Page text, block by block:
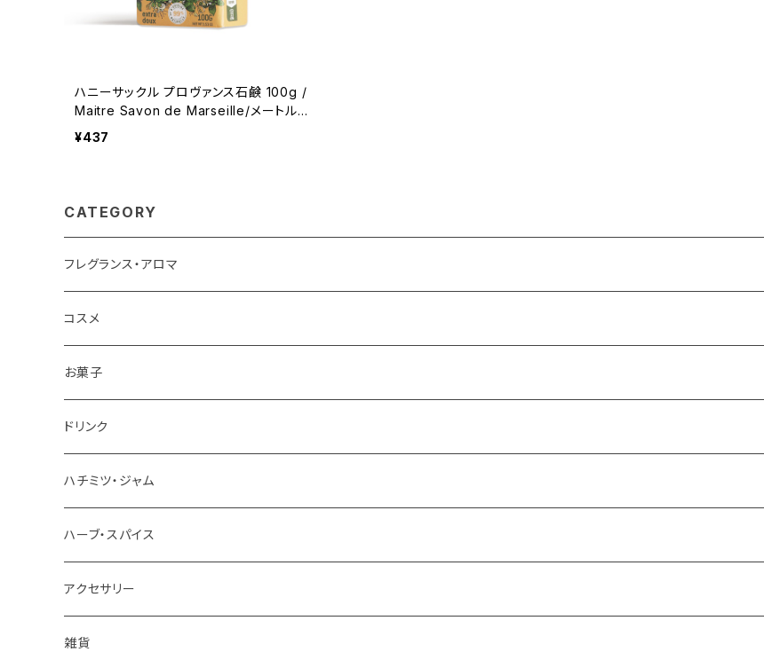
ハニーサックル プロヴァンス石鹸 100g /
Maitre Savon de Marseille/メートル・
サボン・ド・マルセイユ ＜フランス製＞ フ
¥437
CATEGORY
フレグランス・アロマ
コスメ
お菓子
チョコレート
ドリンク
お茶
ホットチョコレート
ハチミツ・ジャム
ハーブ・スパイス
アクセサリー
雑貨